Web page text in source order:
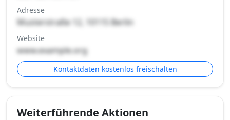
Adresse
Musterstraße 12, 10115 Berlin
Website
www.example.org
Kontaktdaten kostenlos freischalten
Weiterführende Aktionen